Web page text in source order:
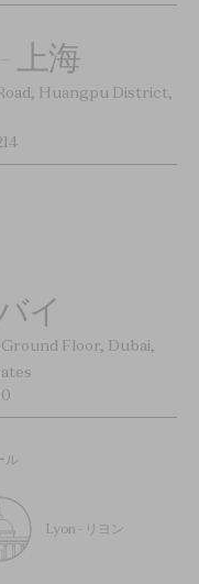
上海
Huangpu District,
イ
Floor, Dubai,
ル
Lyon - リヨン